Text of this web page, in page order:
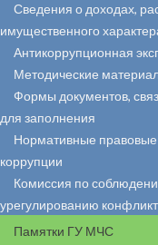
Сведения о доходах,
имущественного
Антикоррупционная
Методические
Формы документов,
для заполнения
Нормативные
коррупции
Комиссия по
урегулированию
Памятки ГУ МЧС